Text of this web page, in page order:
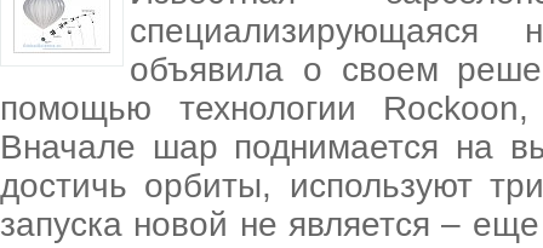
объявила о своем
помощью технологии
Вначале шар поднимается на
достичь орбиты, используют
запуска новой не является –